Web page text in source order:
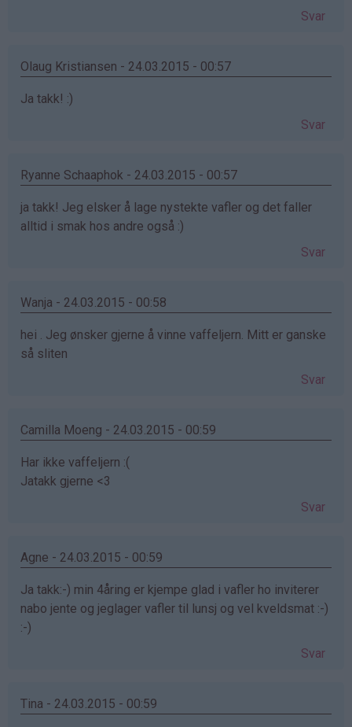
Svar
Olaug Kristiansen - 24.03.2015 - 00:57
Ja takk! :)
Svar
Ryanne Schaaphok - 24.03.2015 - 00:57
ja takk! Jeg elsker å lage nystekte vafler og det faller
alltid i smak hos andre også :)
Svar
Wanja - 24.03.2015 - 00:58
hei . Jeg ønsker gjerne å vinne vaffeljern. Mitt er ganske
så sliten
Svar
Camilla Moeng - 24.03.2015 - 00:59
Har ikke vaffeljern :(
Jatakk gjerne <3
Svar
Agne - 24.03.2015 - 00:59
Ja takk:-) min 4åring er kjempe glad i vafler ho inviterer
nabo jente og jeglager vafler til lunsj og vel kveldsmat :-)
:-)
Svar
Tina - 24.03.2015 - 00:59